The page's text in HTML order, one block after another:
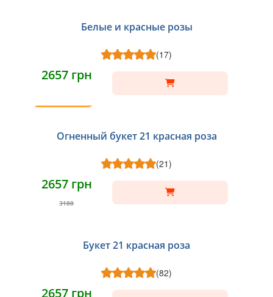
Белые и красные розы
(17)
2657 грн
Огненный букет 21 красная роза
(21)
2657 грн
3188
Букет 21 красная роза
(82)
2657 грн